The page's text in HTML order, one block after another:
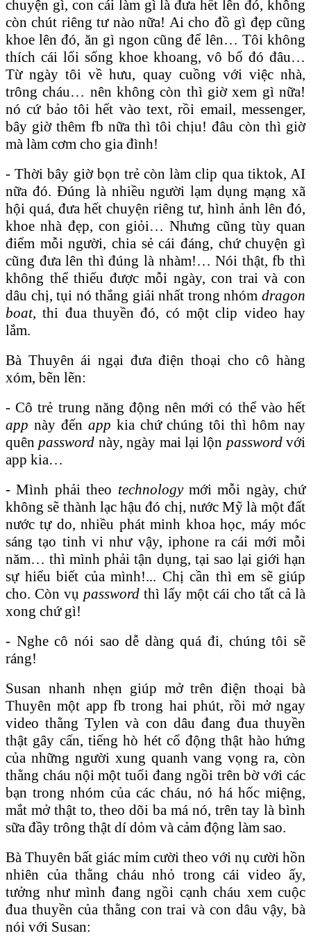
chuyện gì, con cái làm gì là đưa hết lên đó, không
còn chút riêng tư nào nữa! Ai cho đồ gì đẹp cũng
khoe lên đó, ăn gì ngon cũng để lên… Tôi không
thích cái lối sống khoe khoang, vô bổ đó đâu…
Từ ngày tôi về hưu, quay cuồng với việc nhà,
trông cháu… nên không còn thì giờ xem gì nữa!
nó cứ bảo tôi hết vào text, rồi email, messenger,
bây giờ thêm fb nữa thì tôi chịu! đâu còn thì giờ
mà làm cơm cho gia đình!
- Thời bây giờ bọn trẻ còn làm clip qua tiktok, AI
nữa đó. Đúng là nhiều người lạm dụng mạng xã
hội quá, đưa hết chuyện riêng tư, hình ảnh lên đó,
khoe nhà đẹp, con giỏi… Nhưng cũng tùy quan
điểm mỗi người, chia sẻ cái đáng, chứ chuyện gì
cũng đưa lên thì đúng là nhàm!… Nói thật, fb thì
không thể thiếu được mỗi ngày, con trai và con
dâu chị, tụi nó thắng giải nhất trong nhóm dragon
boat, thi đua thuyền đó, có một clip video hay
lắm.
Bà Thuyên ái ngại đưa điện thoại cho cô hàng
xóm, bẽn lẽn:
- Cô trẻ trung năng động nên mới có thể vào hết
app này đến app kia chứ chúng tôi thì hôm nay
quênpassword này, ngày mai lại lộn passwordvới
app kia…
- Mình phải theo technologymới mỗi ngày, chứ
không sẽ thành lạc hậu đó chị, nước Mỹ là một đất
nước tự do, nhiều phát minh khoa học, máy móc
sáng tạo tinh vi như vậy, iphone ra cái mới mỗi
năm… thì mình phải tận dụng, tại sao lại giới hạn
sự hiểu biết của mình!... Chị cần thì em sẽ giúp
cho. Còn vụ password thì lấy một cái cho tất cả là
xong chứ gì!
- Nghe cô nói sao dễ dàng quá đi, chúng tôi sẽ
ráng!
Susan nhanh nhẹn giúp mở trên điện thoại bà
Thuyên một app fb trong hai phút, rồi mở ngay
video thằng Tylen và con dâu đang đua thuyền
thật gây cấn, tiếng hò hét cổ động thật hào hứng
của những người xung quanh vang vọng ra, còn
thằng cháu nội một tuổi đang ngồi trên bờ với các
bạn trong nhóm của các cháu, nó há hốc miệng,
mắt mở thật to, theo dõi ba má nó, trên tay là bình
sữa đầy trông thật dí dỏm và cảm động làm sao.
Bà Thuyên bất giác mỉm cười theo với nụ cười hồn
nhiên của thằng cháu nhỏ trong cái video ấy,
tưởng như mình đang ngồi cạnh cháu xem cuộc
đua thuyền của thằng con trai và con dâu vậy, bà
nói với Susan: